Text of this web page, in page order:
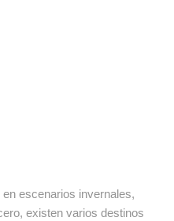
escenarios invernales,
existen varios destinos